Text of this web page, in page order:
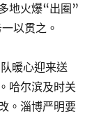
地火爆“出圈”
以贯之。
暖心迎来送
哈尔滨及时关
。淄博严明要